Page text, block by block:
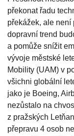
překonat řadu
překážek, ale není
dopravní trend
a pomůže snížit
vývoje městské
Mobility (UAM) v
všichni globální
jako je Boeing,
nezůstalo na
z pražských
přepravu 4 osob